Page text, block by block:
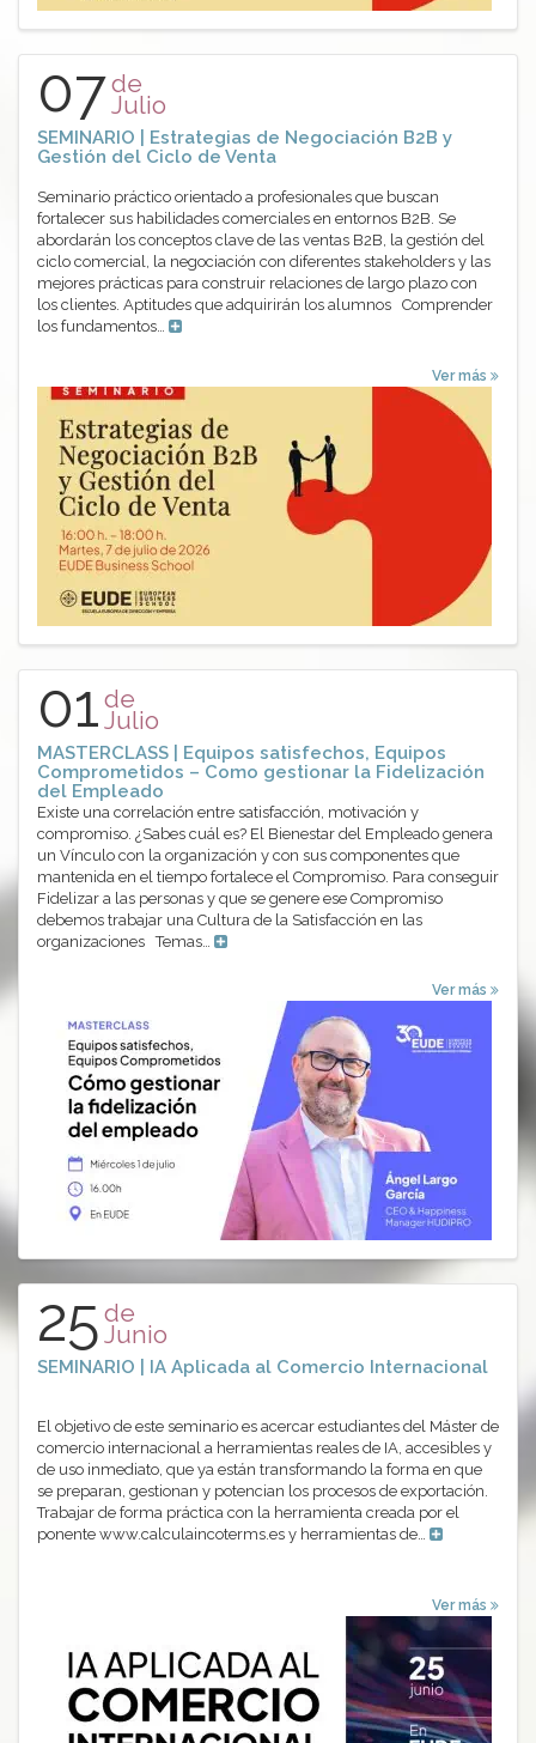
07de
Julio
SEMINARIO | Estrategias de Negociación B2B y
Gestión del Ciclo de Venta
Seminario práctico orientado a profesionales que buscan
fortalecer sus habilidades comerciales en entornos B2B. Se
abordarán los conceptos clave de las ventas B2B, la gestión del
ciclo comercial, la negociación con diferentes stakeholders y las
mejores prácticas para construir relaciones de largo plazo con
los clientes. Aptitudes que adquirirán los alumnos Comprender
los fundamentos…
Ver más
01 de
Julio
MASTERCLASS | Equipos satisfechos, Equipos
Comprometidos – Como gestionar la Fidelización
del Empleado
Existe una correlación entre satisfacción, motivación y
compromiso. ¿Sabes cuál es? El Bienestar del Empleado genera
un Vínculo con la organización y con sus componentes que
mantenida en el tiempo fortalece el Compromiso. Para conseguir
Fidelizar a las personas y que se genere ese Compromiso
debemos trabajar una Cultura de la Satisfacción en las
organizaciones Temas…
Ver más
25 de
Junio
SEMINARIO | IA Aplicada al Comercio Internacional
El objetivo de este seminario es acercar estudiantes del Máster de
comercio internacional a herramientas reales de IA, accesibles y
de uso inmediato, que ya están transformando la forma en que
se preparan, gestionan y potencian los procesos de exportación.
Trabajar de forma práctica con la herramienta creada por el
ponente www.calculaincoterms.es y herramientas de…
Ver más